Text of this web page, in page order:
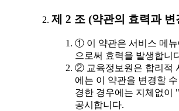
제 2 조 (약관의 효력과 변
① 이 약관은 서비스 메
으로써 효력을 발생합니
② 교육정보원은 합리적
에는 이 약관을 변경할
경한 경우에는 지체없이
공시합니다.